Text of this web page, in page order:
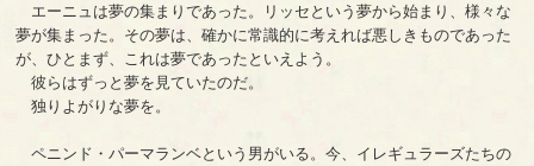
エーニュは夢の集まりであった。リッセという夢から始まり、様々な
夢が集まった。その夢は、確かに常識的に考えれば悪しきものであった
が、ひとまず、これは夢であったといえよう。
彼らはずっと夢を見ていたのだ。
独りよがりな夢を。
ペニンド・パーマランベという男がいる。今、イレギュラーズたちの